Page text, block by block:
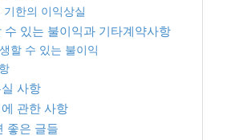
기한의 이익상실
수 있는 불이익과 기타계약사항
할 수 있는 불이익
사항
관한 사항
좋은 글들